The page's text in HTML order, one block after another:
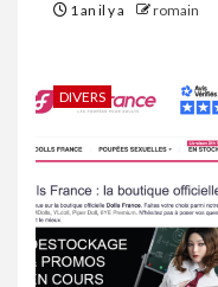
1 an il y a romain
DIVERS